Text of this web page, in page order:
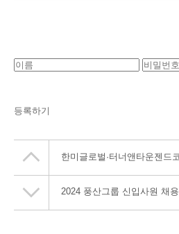
등록하기
2024 풍산그룹 신입사원 채용